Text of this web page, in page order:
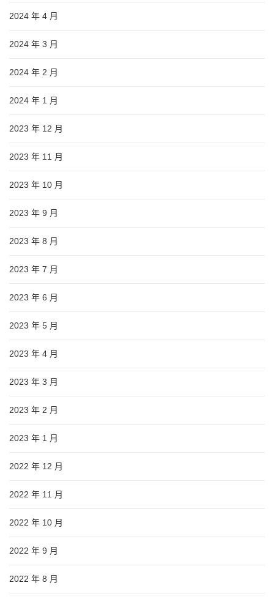
2024 年 4 月
2024 年 3 月
2024 年 2 月
2024 年 1 月
2023 年 12 月
2023 年 11 月
2023 年 10 月
2023 年 9 月
2023 年 8 月
2023 年 7 月
2023 年 6 月
2023 年 5 月
2023 年 4 月
2023 年 3 月
2023 年 2 月
2023 年 1 月
2022 年 12 月
2022 年 11 月
2022 年 10 月
2022 年 9 月
2022 年 8 月